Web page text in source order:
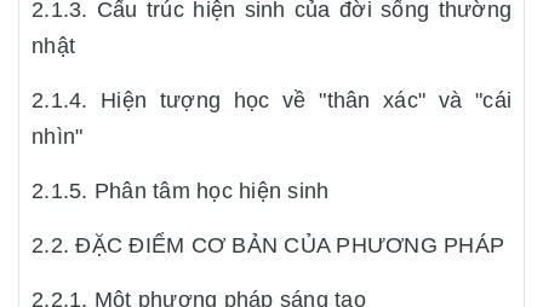
2.1.3. Cấu trúc hiện sinh của đời sống thường
nhật
2.1.4. Hiện tượng học về "thân xác" và "cái
nhìn"
2.1.5. Phân tâm học hiện sinh
2.2. ĐẶC ĐIỂM CƠ BẢN CỦA PHƯƠNG PHÁP
2.2.1. Một phương pháp sáng tạo